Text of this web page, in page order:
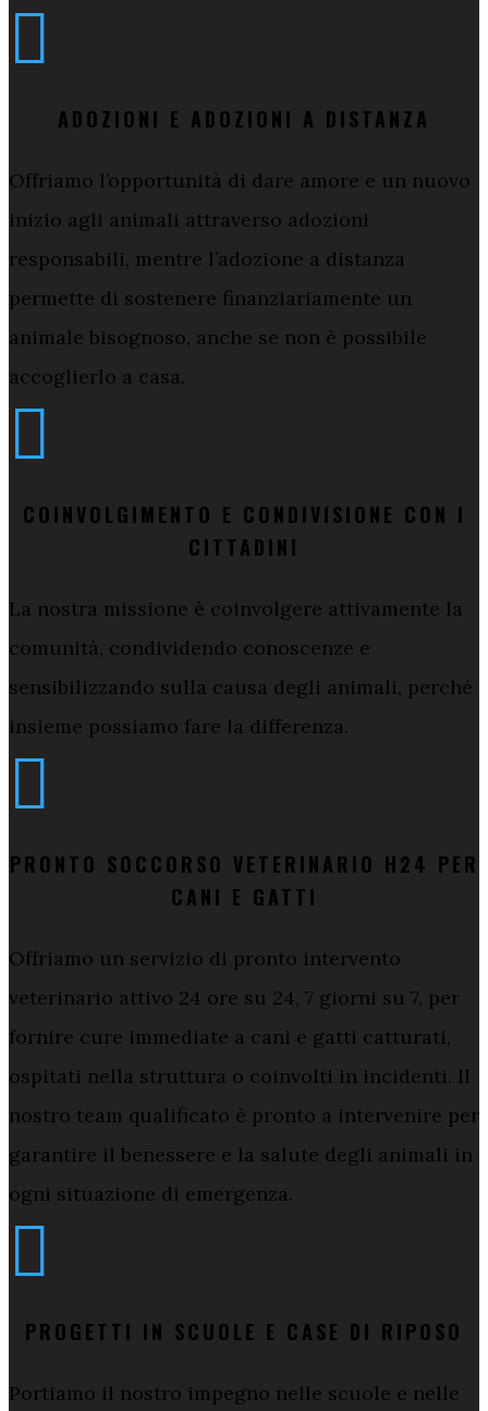

ADOZIONI E ADOZIONI A DISTANZA
Offriamo l’opportunità di dare amore e un nuovo
inizio agli animali attraverso adozioni
responsabili, mentre l’adozione a distanza
permette di sostenere finanziariamente un
animale bisognoso, anche se non è possibile
accoglierlo a casa.

COINVOLGIMENTO E CONDIVISIONE CON I
CITTADINI
La nostra missione è coinvolgere attivamente la
comunità, condividendo conoscenze e
sensibilizzando sulla causa degli animali, perché
insieme possiamo fare la differenza.

PRONTO SOCCORSO VETERINARIO H24 PER
CANI E GATTI
Offriamo un servizio di pronto intervento
veterinario attivo 24 ore su 24, 7 giorni su 7, per
fornire cure immediate a cani e gatti catturati,
ospitati nella struttura o coinvolti in incidenti. Il
nostro team qualificato è pronto a intervenire per
garantire il benessere e la salute degli animali in
ogni situazione di emergenza.

PROGETTI IN SCUOLE E CASE DI RIPOSO
Portiamo il nostro impegno nelle scuole e nelle